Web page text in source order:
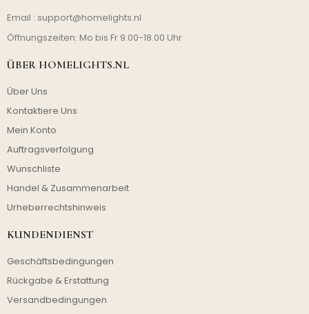
Email : support@homelights.nl
Öffnungszeiten: Mo bis Fr 9.00-18.00 Uhr
ÜBER HOMELIGHTS.NL
Über Uns
Kontaktiere Uns
Mein Konto
Auftragsverfolgung
Wunschliste
Handel & Zusammenarbeit
Urheberrechtshinweis
KUNDENDIENST
Geschäftsbedingungen
Rückgabe & Erstattung
Versandbedingungen